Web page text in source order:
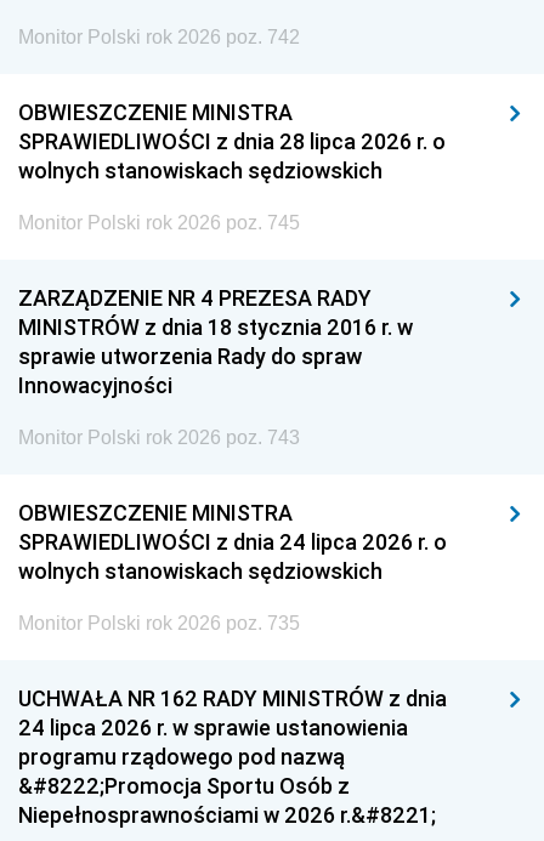
Monitor Polski rok 2026 poz. 742
OBWIESZCZENIE MINISTRA
SPRAWIEDLIWOŚCI z dnia 28 lipca 2026 r. o
wolnych stanowiskach sędziowskich
Monitor Polski rok 2026 poz. 745
ZARZĄDZENIE NR 4 PREZESA RADY
MINISTRÓW z dnia 18 stycznia 2016 r. w
sprawie utworzenia Rady do spraw
Innowacyjności
Monitor Polski rok 2026 poz. 743
OBWIESZCZENIE MINISTRA
SPRAWIEDLIWOŚCI z dnia 24 lipca 2026 r. o
wolnych stanowiskach sędziowskich
Monitor Polski rok 2026 poz. 735
UCHWAŁA NR 162 RADY MINISTRÓW z dnia
24 lipca 2026 r. w sprawie ustanowienia
programu rządowego pod nazwą
&#8222;Promocja Sportu Osób z
Niepełnosprawnościami w 2026 r.&#8221;